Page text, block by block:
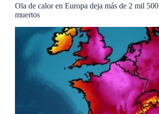
Ola de calor en Europa deja más de 2 mil 500
muertos